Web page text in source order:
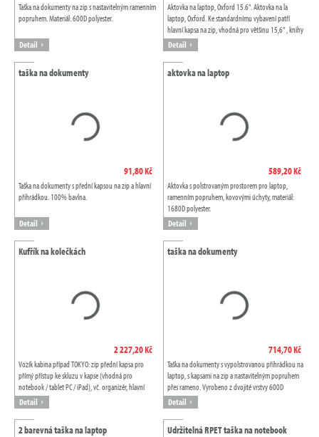
Taška na dokumenty na zip s nastavitelným ramenním
popruhem. Materiál: 600D polyester.
Detail
Aktovka na laptop, Oxford 15.6". Aktovka na la
laptop, Oxford. Ke standardnímu vybavení patří
hlavní kapsa na zip, vhodná pro většinu 15,6” , knihy
a složky, vnitřní kapsa na iPad a...
Detail
taška na dokumenty
91,80 Kč
Taška na dokumenty s přední kapsou na zip a hlavní
přihrádkou. 100% bavlna.
Detail
aktovka na laptop
589,20 Kč
Aktovka s polstrovaným prostorem pro laptop,
ramenním popruhem, kovovými úchyty, materiál:
1680D polyester.
Detail
Kufřík na kolečkách
2 227,20 Kč
Vozík kabina případ TOKYO: zip přední kapsa pro
přímý přístup ke skluzu v kapse (vhodná pro
notebook / tablet PC / iPad), vč. organizér, hlavní
kapsa s příčnými stuhami a velká kapsa...
Detail
taška na dokumenty
714,70 Kč
Taška na dokumenty s vypolstrovanou přihrádkou na
laptop, s kapsami na zip a nastavitelným popruhem
přes rameno. Vyrobeno z dvojité vrstvy 600D
polyester. Značkový produkt André...
Detail
2 barevná taška na laptop
Udržitelná RPET taška na notebook